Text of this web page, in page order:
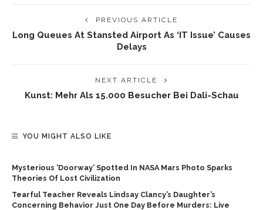
PREVIOUS ARTICLE
Long Queues At Stansted Airport As ‘IT Issue’ Causes
Delays
NEXT ARTICLE
Kunst: Mehr Als 15.000 Besucher Bei Dali-Schau
YOU MIGHT ALSO LIKE
Mysterious ‘doorway’ Spotted In NASA Mars Photo Sparks
Theories Of Lost Civilization
Tearful Teacher Reveals Lindsay Clancy’s Daughter’s
Concerning Behavior Just One Day Before Murders: Live